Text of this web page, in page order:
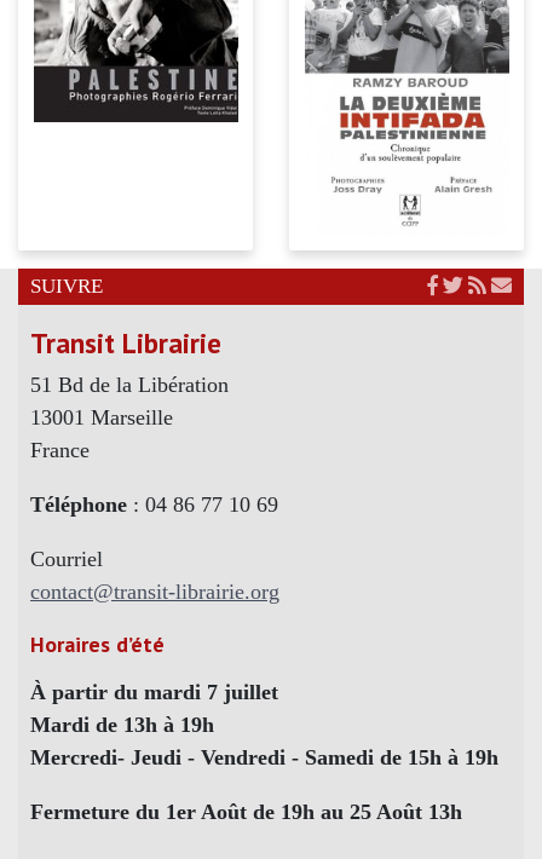
SUIVRE
Transit Librairie
51 Bd de la Libération
13001 Marseille
France
Téléphone : 04 86 77 10 69
Courriel
contact@transit-librairie.org
Horaires d’été
À partir du mardi 7 juillet
Mardi de 13h à 19h
Mercredi- Jeudi - Vendredi - Samedi de 15h à 19h
Fermeture du 1er Août de 19h au 25 Août 13h